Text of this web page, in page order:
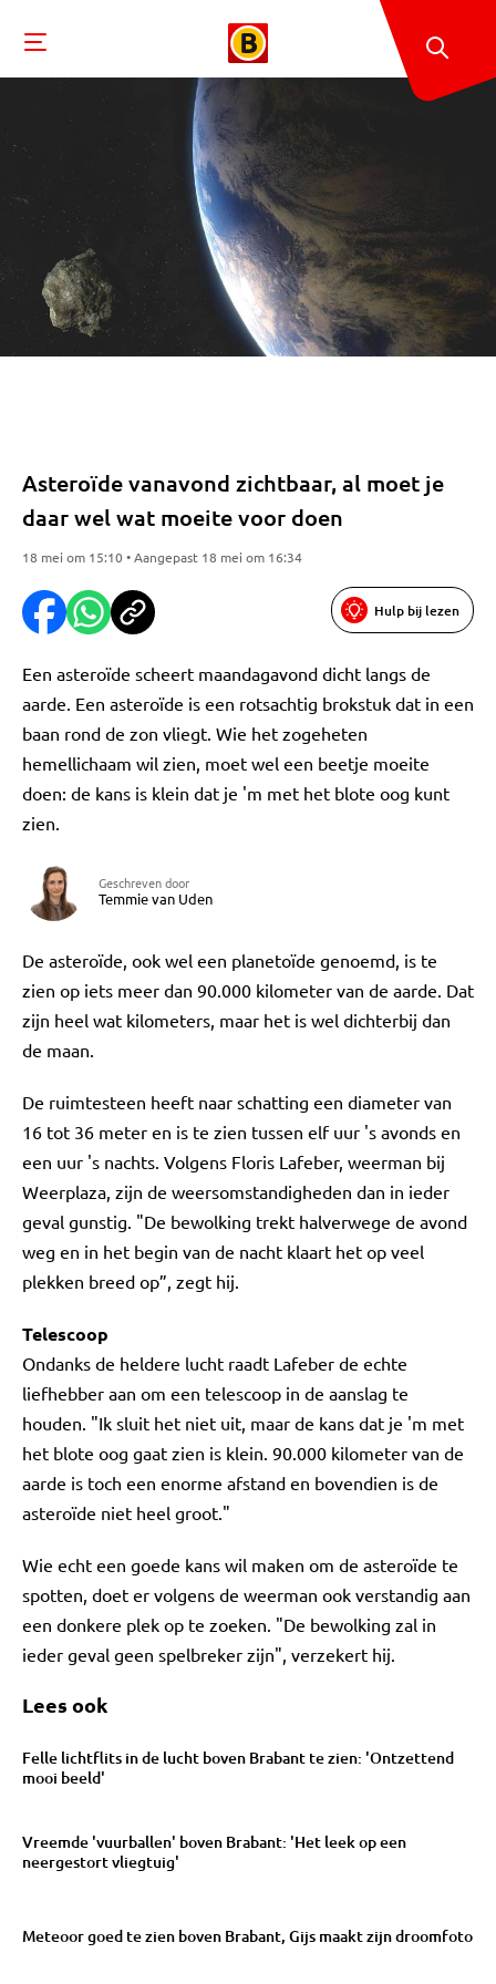
Asteroïde vanavond zichtbaar, al moet je
daar wel wat moeite voor doen
18 mei om 15:10 • Aangepast 18 mei om 16:34
Hulp bij lezen
Een asteroïde scheert maandagavond dicht langs de
aarde. Een asteroïde is een rotsachtig brokstuk dat in een
baan rond de zon vliegt. Wie het zogeheten
hemellichaam wil zien, moet wel een beetje moeite
doen: de kans is klein dat je 'm met het blote oog kunt
zien.
Geschreven door
Temmie van Uden
De asteroïde, ook wel een planetoïde genoemd, is te
zien op iets meer dan 90.000 kilometer van de aarde. Dat
zijn heel wat kilometers, maar het is wel dichterbij dan
de maan.
De ruimtesteen heeft naar schatting een diameter van
16 tot 36 meter en is te zien tussen elf uur 's avonds en
een uur 's nachts. Volgens Floris Lafeber, weerman bij
Weerplaza, zijn de weersomstandigheden dan in ieder
geval gunstig. "De bewolking trekt halverwege de avond
weg en in het begin van de nacht klaart het op veel
plekken breed op”, zegt hij.
Telescoop
Ondanks de heldere lucht raadt Lafeber de echte
liefhebber aan om een telescoop in de aanslag te
houden. "Ik sluit het niet uit, maar de kans dat je 'm met
het blote oog gaat zien is klein. 90.000 kilometer van de
aarde is toch een enorme afstand en bovendien is de
asteroïde niet heel groot."
Wie echt een goede kans wil maken om de asteroïde te
spotten, doet er volgens de weerman ook verstandig aan
een donkere plek op te zoeken. "De bewolking zal in
ieder geval geen spelbreker zijn", verzekert hij.
Lees ook
Felle lichtflits in de lucht boven Brabant te zien: 'Ontzettend
mooi beeld'
Vreemde 'vuurballen' boven Brabant: 'Het leek op een
neergestort vliegtuig'
Meteoor goed te zien boven Brabant, Gijs maakt zijn droomfoto